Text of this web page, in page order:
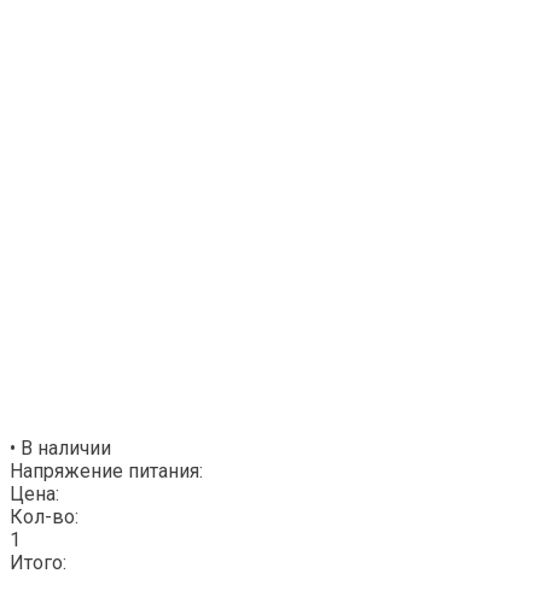
• В наличии
Напряжение питания:
Цена:
Кол-во:
1
Итого: